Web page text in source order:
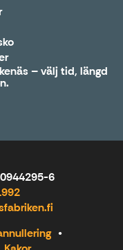
– välj tid, längd
6